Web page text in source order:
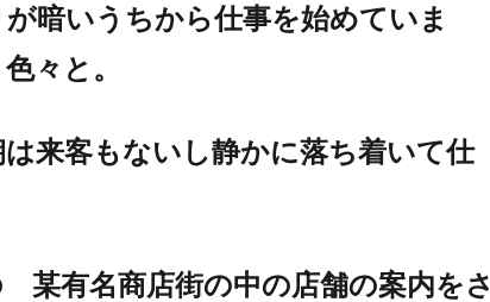
暗いうちから仕事を始めていま
々と。
来客もないし静かに落ち着いて仕
有名商店街の中の店舗の案内をさ